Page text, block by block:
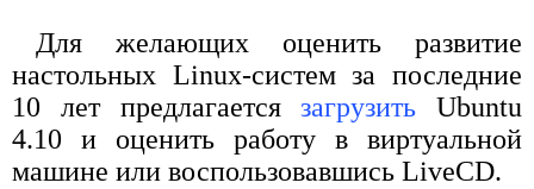
Для желающих оценить развитие
настольных Linux-систем за последние
10 лет предлагаетсязагрузить Ubuntu
4.10 и оценить работу в виртуальной
машине или воспользовавшись LiveCD.